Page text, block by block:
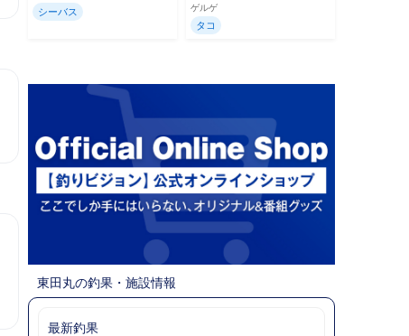
シーバス
ゲルゲ
タコ
東田丸の釣果・施設情報
最新釣果